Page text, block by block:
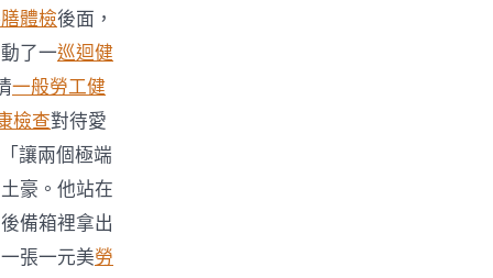
體檢後面，
了一巡迴健
一般勞工健
檢查對待愛
讓兩個極端
豪。他站在
備箱裡拿出
張一元美勞